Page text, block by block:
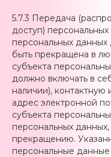
5.7.3 Передача
доступ)
персональных
быть прекращена в
субъекта
должно включать в
наличии),
адрес электронной
субъекта
персональных
прекращению.
персональные данные